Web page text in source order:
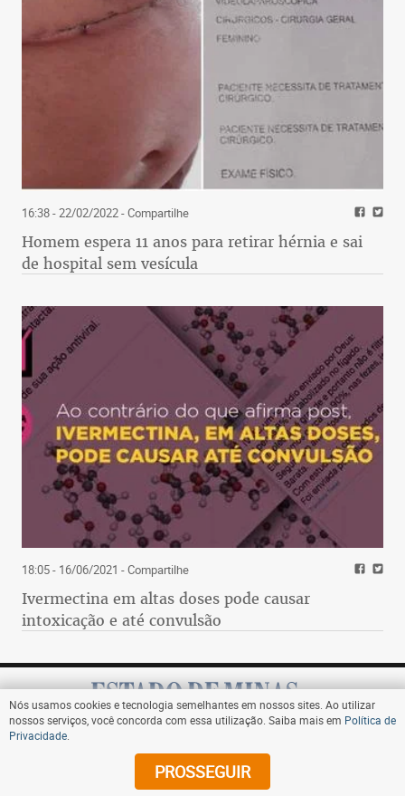
16:38 - 22/02/2022- Compartilhe
Homem espera 11 anos para retirar hérnia e sai
de hospital sem vesícula
18:05 - 16/06/2021 - Compartilhe
Ivermectina em altas doses pode causar
intoxicação e até convulsão
Assine
Nós usamos cookies e tecnologia semelhantes em nossos sites. Ao utilizar
nossos serviços, você concorda com essa utilização. Saiba mais em Política de
Privacidade
PROSSEGUIR